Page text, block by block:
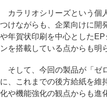
カラリオシリーズという個
つけながらも、企業向けに開
や年賀状印刷を中心とした
ンを搭載している点からも明
そして、今回の製品が「ゼ
に、これまでの後方給紙を維
化や機能強化の観点からも進